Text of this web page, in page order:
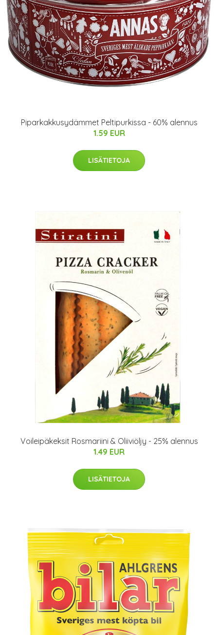
Piparkakkusydämmet Peltipurkissa - 60% alennus
1.59 EUR
LISÄTIETOJA
Voileipäkeksit Rosmariini & Oliiviöljy - 25% alennus
1.49 EUR
LISÄTIETOJA